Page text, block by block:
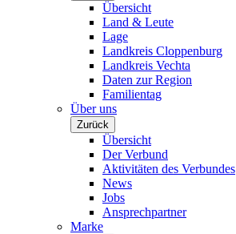
Übersicht
Land & Leute
Lage
Landkreis Cloppenburg
Landkreis Vechta
Daten zur Region
Familientag
Über uns
Zurück
Übersicht
Der Verbund
Aktivitäten des Verbundes
News
Jobs
Ansprechpartner
Marke